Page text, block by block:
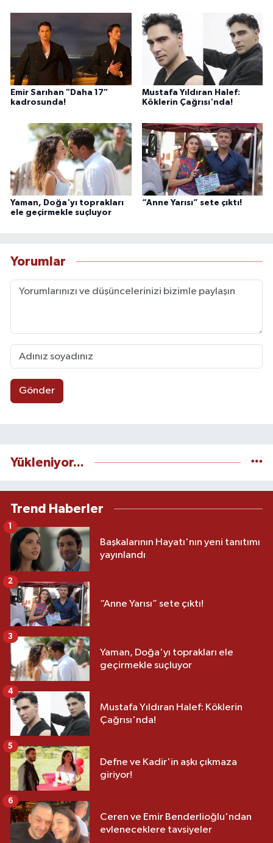
Emir Sarıhan "Daha 17"
kadrosunda!
Mustafa Yıldıran Halef:
Köklerin Çağrısı'nda!
Yaman, Doğa'yı toprakları
ele geçirmekle suçluyor
“Anne Yarısı” sete çıktı!
Yorumlar
Gönder
Yükleniyor...
Trend Haberler
Başkalarının Hayatı'nın yeni tanıtımı
yayınlandı
1
“Anne Yarısı” sete çıktı!
2
Yaman, Doğa'yı toprakları ele
geçirmekle suçluyor
3
Mustafa Yıldıran Halef: Köklerin
Çağrısı'nda!
4
Defne ve Kadir'in aşkı çıkmaza
giriyor!
5
Ceren ve Emir Benderlioğlu'ndan
evleneceklere tavsiyeler
6